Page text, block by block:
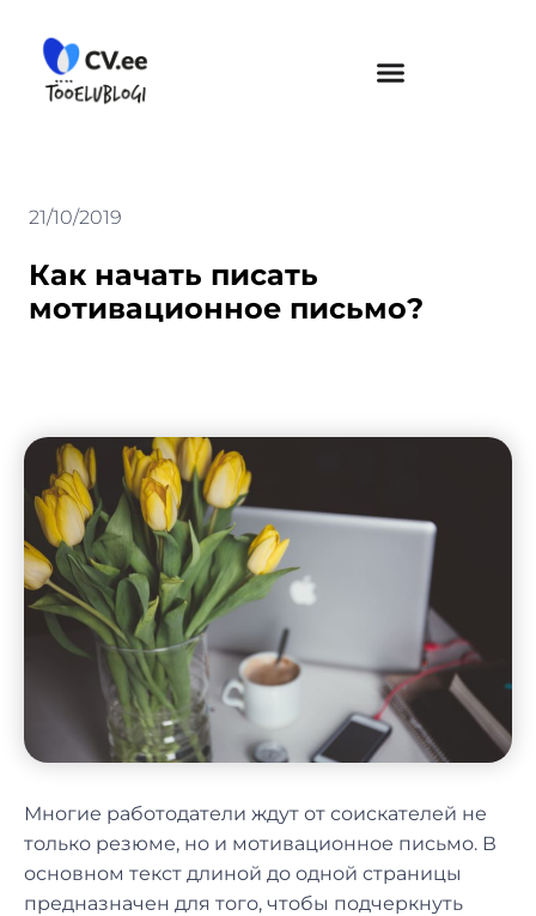
content
21/10/2019
Как начать писать
мотивационное письмо?
Многие работодатели ждут от соискателей не
только резюме, но и мотивационное письмо. В
основном текст длиной до одной страницы
предназначен для того, чтобы подчеркнуть